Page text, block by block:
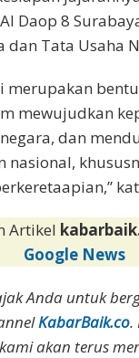
Daop 8
dan Tata Usaha
merupakan
mewujudkan
dan
nasional,
Artikel
Google News
Anda untuk
KabarBaik.co.
akan terus